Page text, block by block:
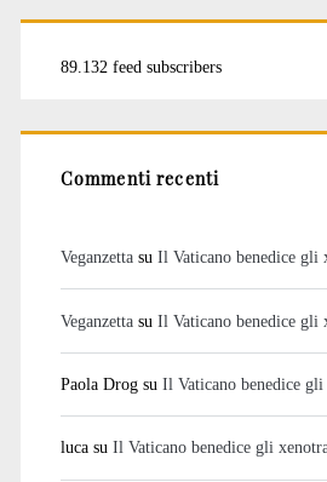
89.132 feed subscribers
Commenti recenti
Veganzettasu Il Vaticano benedice gli
Veganzettasu Il Vaticano benedice gli
Paola Drogsu Il Vaticano benedice
lucasu Il Vaticano benedice gli